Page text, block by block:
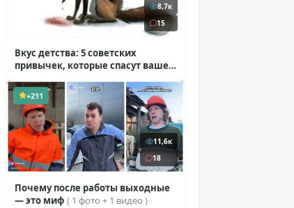
8,7к
15
Вкус детства: 5 советских
привычек, которые спасут ваше
+211
11,6к
18
Почему после работы выходные
— это миф ( 1 фото + 1 видео )